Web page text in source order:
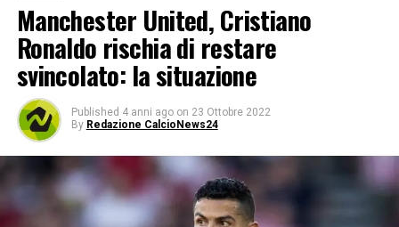
Manchester United, Cristiano
Ronaldo rischia di restare
svincolato: la situazione
Published 4 anni ago on 23 Ottobre 2022
By Redazione CalcioNews24